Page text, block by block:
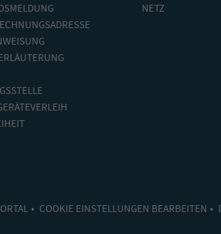
NETZ
COOKIE EINSTELLUNGEN BEARBEITEN